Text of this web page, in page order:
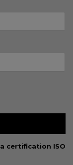
certification ISO